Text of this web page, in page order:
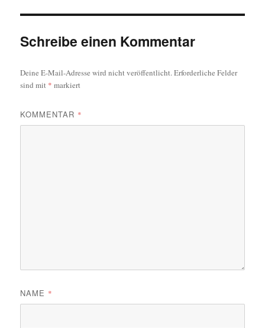
Schreibe einen Kommentar
Deine E-Mail-Adresse wird nicht veröffentlicht.Erforderliche Felder
sind mit * markiert
KOMMENTAR *
NAME *